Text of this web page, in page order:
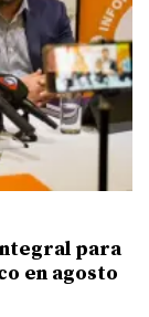
para
en agosto